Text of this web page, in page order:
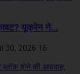
यूक्रेन ने...
30, 2026 16